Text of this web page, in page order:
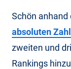
Schön anhand
absoluten
zweiten und
Rankings